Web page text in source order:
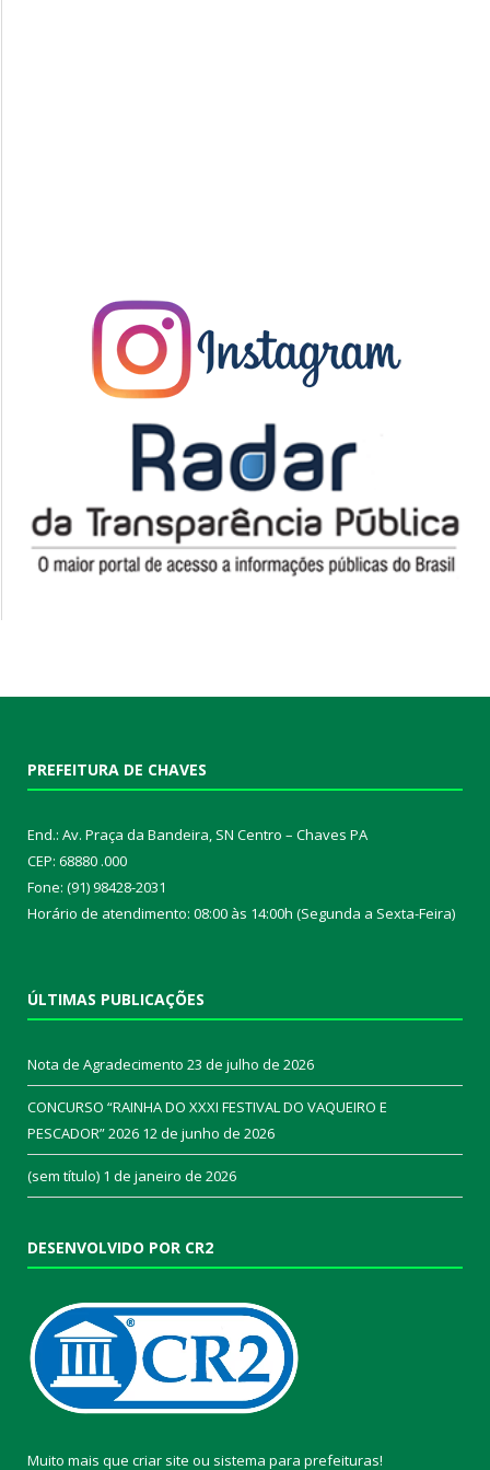
PREFEITURA DE CHAVES
End.: Av. Praça da Bandeira, SN Centro – Chaves PA
CEP: 68880 .000
Fone: (91) 98428-2031
Horário de atendimento: 08:00 às 14:00h (Segunda a Sexta-Feira)
ÚLTIMAS PUBLICAÇÕES
Nota de Agradecimento 23 de julho de 2026
CONCURSO “RAINHA DO XXXI FESTIVAL DO VAQUEIRO E
PESCADOR” 2026 12 de junho de 2026
(sem título) 1 de janeiro de 2026
DESENVOLVIDO POR CR2
Muito mais que criar site ou sistema para prefeituras!